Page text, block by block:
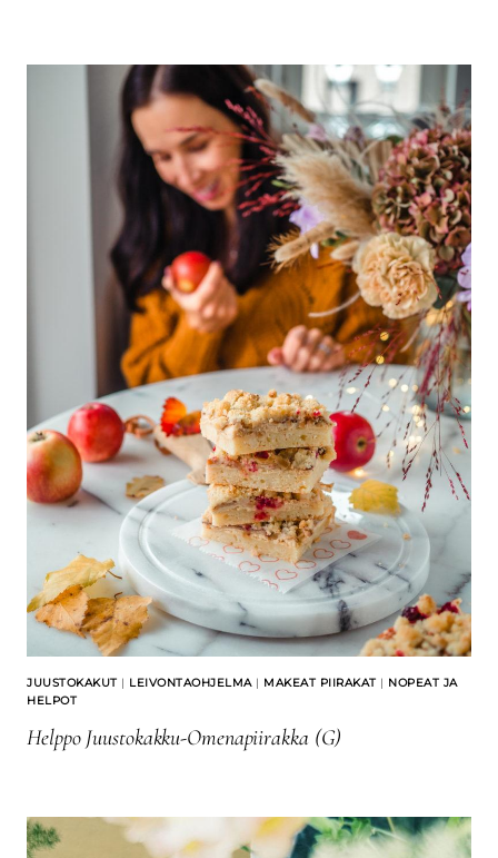
JUUSTOKAKUT | LEIVONTAOHJELMA| MAKEAT PIIRAKAT | NOPEAT JA
HELPOT
Helppo Juustokakku-Omenapiirakka (G)